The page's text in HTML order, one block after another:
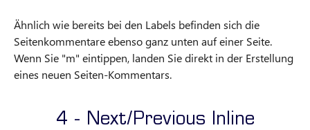
Ähnlich wie bereits bei den Labels befinden sich die
Seitenkommentare ebenso ganz unten auf einer Seite.
Wenn Sie "m" eintippen, landen Sie direkt in der Erstellung
eines neuen Seiten-Kommentars.
4 - Next/Previous Inline